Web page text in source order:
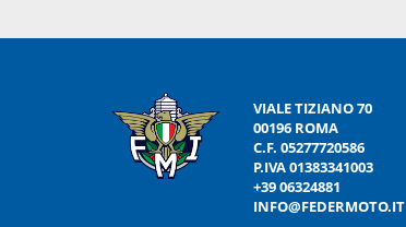
VIALE TIZIANO 70
00196 ROMA
C.F. 05277720586
P.IVA 01383341003
+39 06324881
INFO@FEDERMOTO.IT